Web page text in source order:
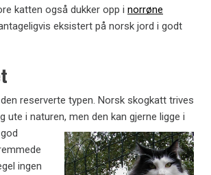
katten også dukker opp i norrøne
eksistert på norsk jord i godt
reserverte typen. Norsk skogkatt trives
ute i naturen, men den kan gjerne ligge i
ingen